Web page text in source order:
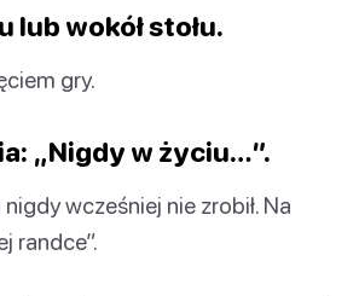
wokół stołu.
gry.
„Nigdy w życiu…”.
wcześniej nie zrobił. Na
randce”.